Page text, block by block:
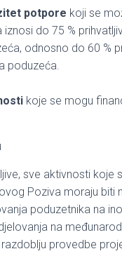
potpore koji se
do 75 %
odnosno do 60 %
poduzeća.
koje se mogu
sve aktivnosti koje
Poziva moraju biti
poduzetnika na
na
provedbe